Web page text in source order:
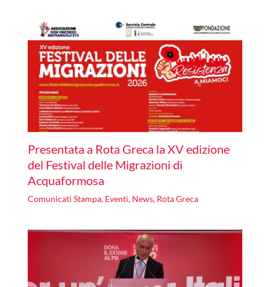
Presentata a Rota Greca la XV edizione
del Festival delle Migrazioni di
Acquaformosa
Comunicati Stampa, Eventi, News, Rota Greca